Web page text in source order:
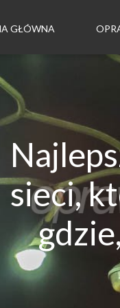
GŁÓWNA
sieci,